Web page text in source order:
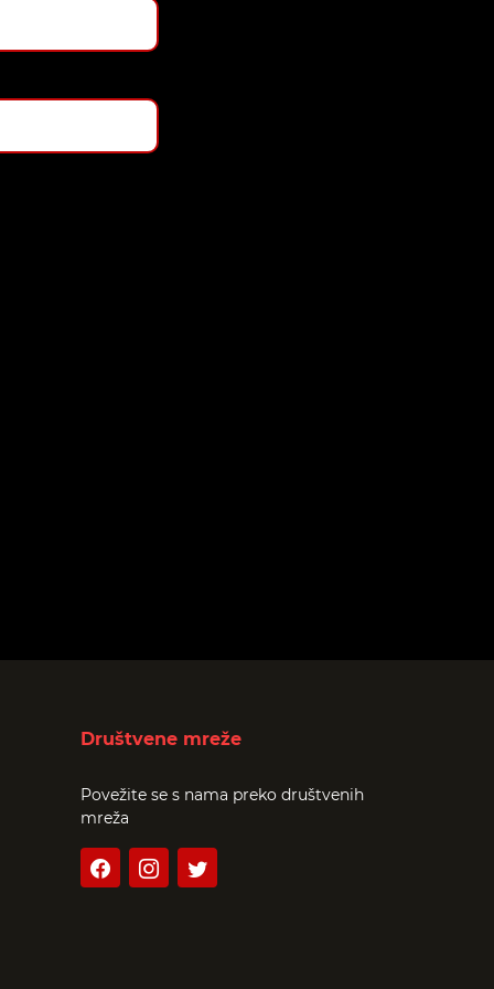
Društvene mreže
Povežite se s nama preko društvenih
mreža